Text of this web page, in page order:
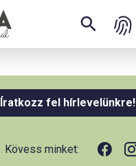
Íratkozz fel hírlevelünkre!
Kövess minket: